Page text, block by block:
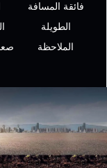
فائقة المسافة
الطويلة
الملاحظة